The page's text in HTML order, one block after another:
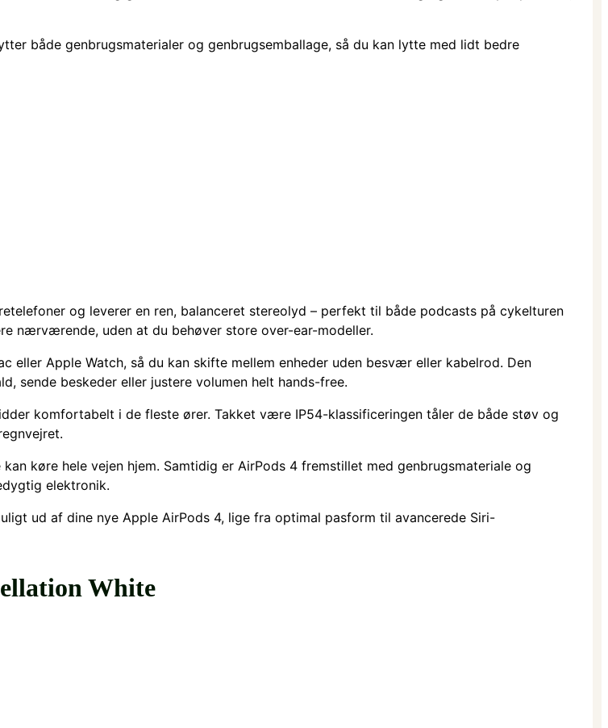
både genbrugsmaterialer og genbrugsemballage, så du kan lytte med lidt bedre
og leverer en ren, balanceret stereolyd – perfekt til både podcasts på cykelturen
nærværende, uden at du behøver store over-ear-modeller.
eller Apple Watch, så du kan skifte mellem enheder uden besvær eller kabelrod. Den
sende beskeder eller justere volumen helt hands-free.
komfortabelt i de fleste ører. Takket være IP54-klassificeringen tåler de både støv og
køre hele vejen hjem. Samtidig er AirPods 4 fremstillet med genbrugsmateriale og
elektronik.
ud af dine nye Apple AirPods 4, lige fra optimal pasform til avancerede Siri-
White